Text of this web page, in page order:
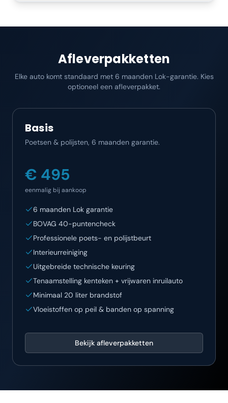
Afleverpakketten
Elke auto komt standaard met 6 maanden Lok-garantie. Kies
optioneel een afleverpakket.
Basis
Poetsen & polijsten, 6 maanden garantie.
€ 495
eenmalig bij aankoop
6 maanden Lok garantie
BOVAG 40-puntencheck
Professionele poets- en polijstbeurt
Interieurreiniging
Uitgebreide technische keuring
Tenaamstelling kenteken + vrijwaren inruilauto
Minimaal 20 liter brandstof
Vloeistoffen op peil & banden op spanning
Bekijk afleverpakketten